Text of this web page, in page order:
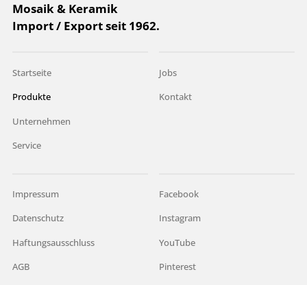
Mosaik & Keramik
Import / Export seit 1962.
Startseite
Produkte
Unternehmen
Service
Jobs
Kontakt
Impressum
Datenschutz
Haftungsausschluss
AGB
Facebook
Instagram
YouTube
Pinterest